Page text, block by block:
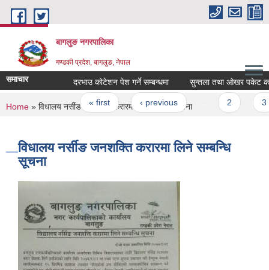
Skip to main content
बागलुङ नगरपालिका
गण्डकी प्रदेश, बागलुङ, नेपाल
समाचार दरभाउ कोटेशन पेश गर्ने सम्बन्धमा सुन्तला तथा ओखर पकेट
Pages
« first ‹ previous …
You are here
Home » विधालय नर्सीङ जनशक्ति करारमा लिने सम्बन्धि सूचना
विधालय नर्सीङ जनशक्ति करारमा लिने सम्बन्धि
सूचना